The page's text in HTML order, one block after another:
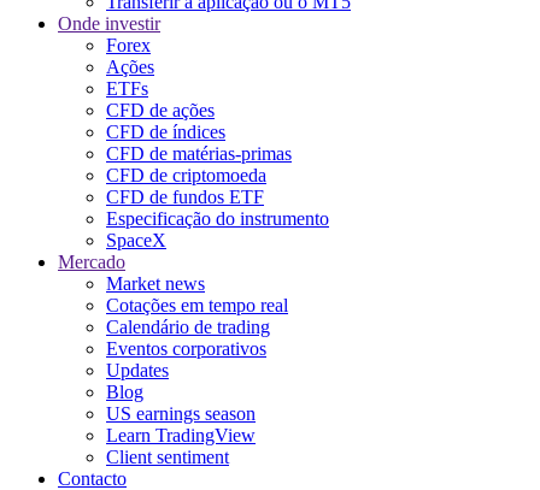
Onde investir
Forex
Ações
ETFs
CFD de ações
CFD de índices
CFD de matérias-primas
CFD de criptomoeda
CFD de fundos ETF
Especificação do instrumento
SpaceX
Mercado
Market news
Cotações em tempo real
Calendário de trading
Eventos corporativos
Updates
Blog
US earnings season
Learn TradingView
Client sentiment
Contacto